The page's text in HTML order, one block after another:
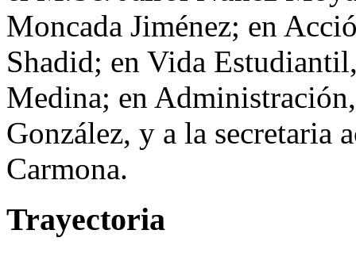
Moncada Jiménez; en
Shadid; en Vida
Medina; en
González, y a la secretaria
Carmona.
Trayectoria